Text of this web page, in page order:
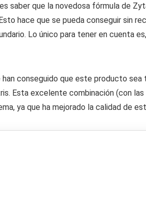
saber que la novedosa fórmula de
hace que se pueda conseguir sin
Lo único para tener en cuenta
conseguido que este producto
Esta excelente combinación (con
ya que ha mejorado la calidad de